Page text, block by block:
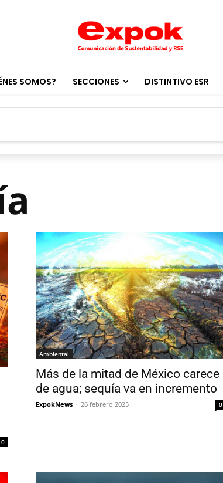
SOMOS? SECCIONES DISTINTIVO ESR
0
Ambiental
Más de la mitad de México carece
de agua; sequía va en incremento
ExpokNews - 26 febrero 2025 0